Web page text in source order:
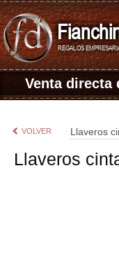
REGALOS
Venta directa
VOLVER Llaveros
Llaveros